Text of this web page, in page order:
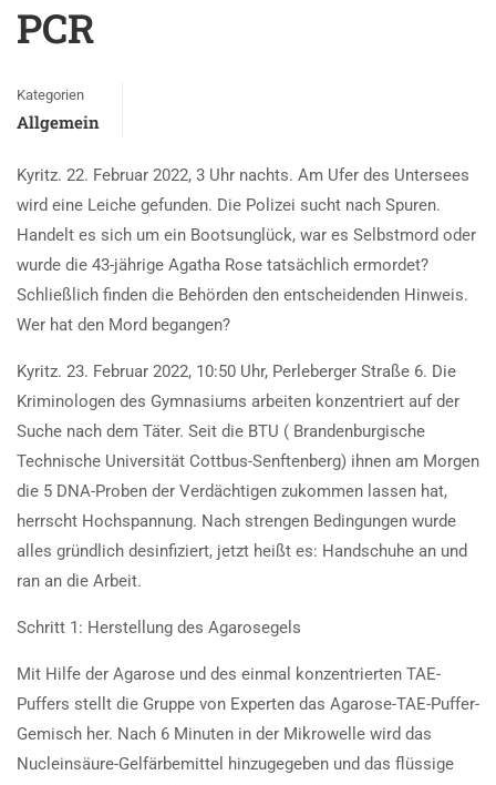
PCR
Kategorien
Allgemein
Kyritz. 22. Februar 2022, 3 Uhr nachts. Am Ufer des Untersees
wird eine Leiche gefunden. Die Polizei sucht nach Spuren.
Handelt es sich um ein Bootsunglück, war es Selbstmord oder
wurde die 43-jährige Agatha Rose tatsächlich ermordet?
Schließlich finden die Behörden den entscheidenden Hinweis.
Wer hat den Mord begangen?
Kyritz. 23. Februar 2022, 10:50 Uhr, Perleberger Straße 6. Die
Kriminologen des Gymnasiums arbeiten konzentriert auf der
Suche nach dem Täter. Seit die BTU ( Brandenburgische
Technische Universität Cottbus-Senftenberg) ihnen am Morgen
die 5 DNA-Proben der Verdächtigen zukommen lassen hat,
herrscht Hochspannung. Nach strengen Bedingungen wurde
alles gründlich desinfiziert, jetzt heißt es: Handschuhe an und
ran an die Arbeit.
Schritt 1: Herstellung des Agarosegels
Mit Hilfe der Agarose und des einmal konzentrierten TAE-
Puffers stellt die Gruppe von Experten das Agarose-TAE-Puffer-
Gemisch her. Nach 6 Minuten in der Mikrowelle wird das
Nucleinsäure-Gelfärbemittel hinzugegeben und das flüssige